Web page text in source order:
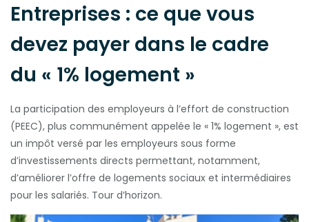
Entreprises : ce que vous
devez payer dans le cadre
du « 1% logement »
La participation des employeurs à l’effort de construction
(PEEC), plus communément appelée le « 1% logement », est
un impôt versé par les employeurs sous forme
d’investissements directs permettant, notamment,
d’améliorer l’offre de logements sociaux et intermédiaires
pour les salariés. Tour d’horizon.